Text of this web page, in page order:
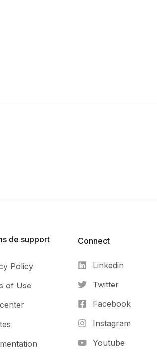
de support
Policy
of Use
Connect​
Linkedin
Twitter
Facebook
Instagram
Youtube